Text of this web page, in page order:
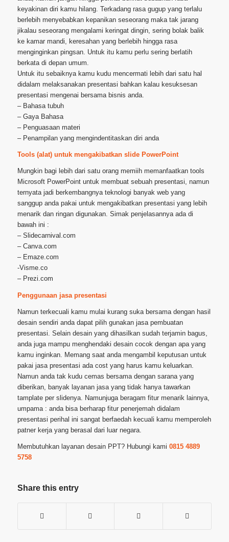
keyakinan diri kamu hilang. Terkadang rasa gugup yang terlalu
berlebih menyebabkan kepanikan seseorang maka tak jarang
jikalau seseorang mengalami keringat dingin, sering bolak balik
ke kamar mandi, keresahan yang berlebih hingga rasa
menginginkan pingsan. Untuk itu kamu perlu sering berlatih
berkata di depan umum.
Untuk itu sebaiknya kamu kudu mencermati lebih dari satu hal
didalam melaksanakan presentasi bahkan kalau kesuksesan
presentasi mengenai bersama bisnis anda.
– Bahasa tubuh
– Gaya Bahasa
– Penguasaan materi
– Penampilan yang mengindentitaskan diri anda
Tools (alat) untuk mengakibatkan slide PowerPoint
Mungkin bagi lebih dari satu orang memiih memanfaatkan tools
Microsoft PowerPoint untuk membuat sebuah presentasi, namun
ternyata jadi berkembangnya teknologi banyak web yang
sanggup anda pakai untuk mengakibatkan presentasi yang lebih
menarik dan ringan digunakan. Simak penjelasannya ada di
bawah ini :
– Slidecarnival.com
– Canva.com
– Emaze.com
-Visme.co
– Prezi.com
Penggunaan jasa presentasi
Namun terkecuali kamu mulai kurang suka bersama dengan hasil
desain sendiri anda dapat pilih gunakan jasa pembuatan
presentasi. Selain desain yang dihasilkan sudah terjamin bagus,
anda juga mampu menghendaki desain cocok dengan apa yang
kamu inginkan. Memang saat anda mengambil keputusan untuk
pakai jasa presentasi ada cost yang harus kamu keluarkan.
Namun anda tak kudu cemas bersama dengan sarana yang
diberikan, banyak layanan jasa yang tidak hanya tawarkan
tamplate per slidenya. Namunjuga beragam fitur menarik lainnya,
umpama : anda bisa berharap fitur penerjemah didalam
presentasi perihal ini sangat berfaedah kecuali kamu memperoleh
patner kerja yang berasal dari luar negara.
Membutuhkan layanan desain PPT? Hubungi kami 0815 4889
5758
Share this entry